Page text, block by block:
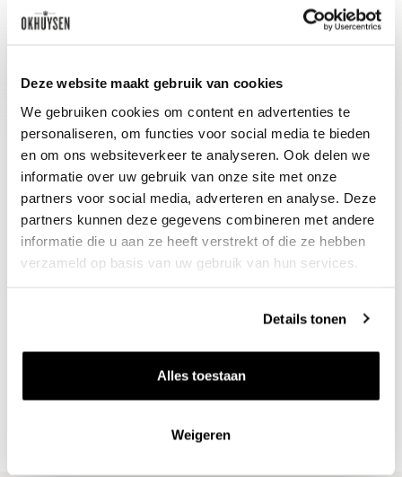
Deze website maakt gebruik van cookies
We gebruiken cookies om content en advertenties te
personaliseren, om functies voor social media te bieden
en om ons websiteverkeer te analyseren. Ook delen we
informatie over uw gebruik van onze site met onze
partners voor social media, adverteren en analyse. Deze
partners kunnen deze gegevens combineren met andere
informatie die u aan ze heeft verstrekt of die ze hebben
verzameld op basis van uw gebruik van hun services.
Details tonen
Alles toestaan
Weigeren
frisse salade en een visje uit de oven.
Nieuws & inspiratie in Vineé Vineuse
Vandaag voor 12.00 uur besteld, morgen in huis
Gratis thuisbezorgd vanaf €115,00
Iedere wijn per fles te bestellen